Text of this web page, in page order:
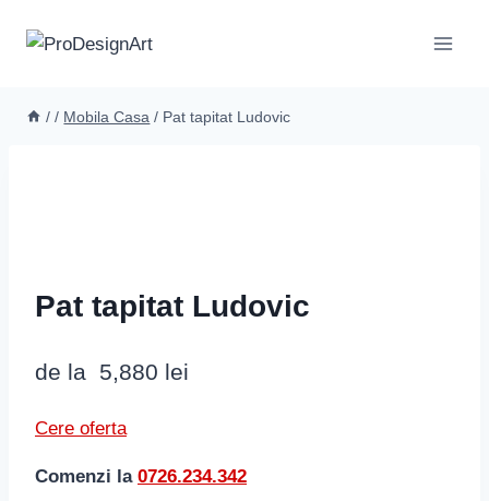
/ / Mobila Casa / Pat tapitat Ludovic
Pat tapitat Ludovic
de la 5,880 lei
Cere oferta
Comenzi la 0726.234.342